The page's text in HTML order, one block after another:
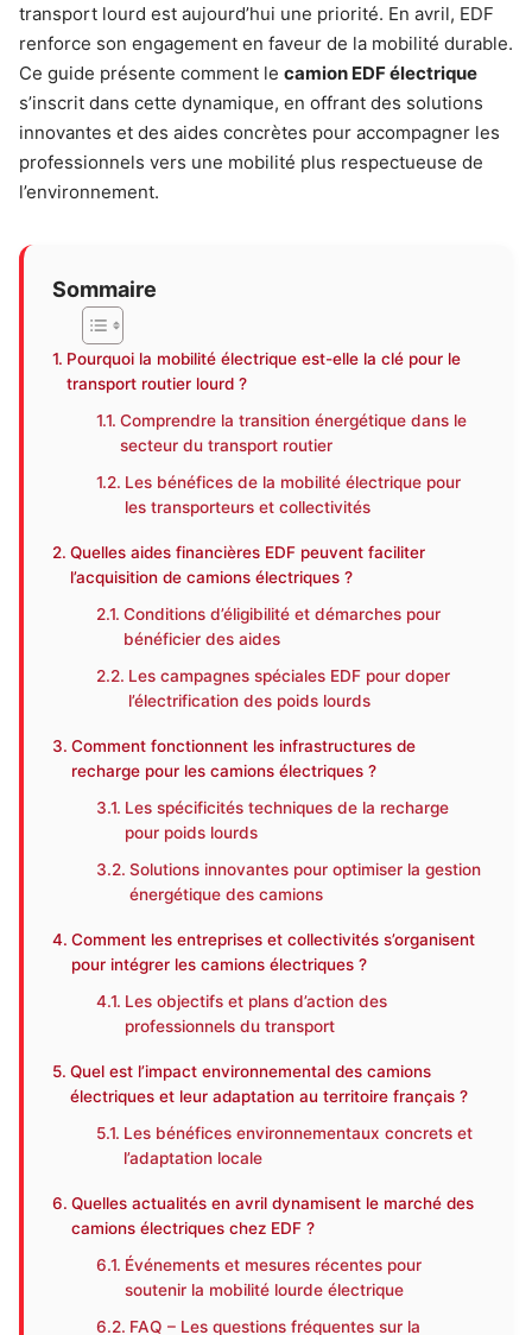
transport lourd est aujourd’hui une priorité. En avril, EDF
renforce son engagement en faveur de la mobilité durable.
Ce guide présente comment le camion EDF électrique
s’inscrit dans cette dynamique, en offrant des solutions
innovantes et des aides concrètes pour accompagner les
professionnels vers une mobilité plus respectueuse de
l’environnement.
Sommaire
Pourquoi la mobilité électrique est-elle la clé pour le
transport routier lourd ?
Comprendre la transition énergétique dans le
secteur du transport routier
Les bénéfices de la mobilité électrique pour
les transporteurs et collectivités
Quelles aides financières EDF peuvent faciliter
l’acquisition de camions électriques ?
Conditions d’éligibilité et démarches pour
bénéficier des aides
Les campagnes spéciales EDF pour doper
l’électrification des poids lourds
Comment fonctionnent les infrastructures de
recharge pour les camions électriques ?
Les spécificités techniques de la recharge
pour poids lourds
Solutions innovantes pour optimiser la gestion
énergétique des camions
Comment les entreprises et collectivités s’organisent
pour intégrer les camions électriques ?
Les objectifs et plans d’action des
professionnels du transport
Quel est l’impact environnemental des camions
électriques et leur adaptation au territoire français ?
Les bénéfices environnementaux concrets et
l’adaptation locale
Quelles actualités en avril dynamisent le marché des
camions électriques chez EDF ?
Événements et mesures récentes pour
soutenir la mobilité lourde électrique
FAQ – Les questions fréquentes sur la